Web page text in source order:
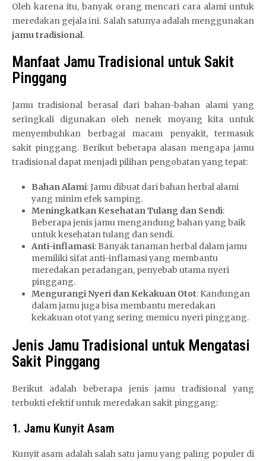
Oleh karena itu, banyak orang mencari cara alami untuk
meredakan gejala ini. Salah satunya adalah menggunakan
jamu tradisional.
Manfaat Jamu Tradisional untuk Sakit
Pinggang
Jamu tradisional berasal dari bahan-bahan alami yang
seringkali digunakan oleh nenek moyang kita untuk
menyembuhkan berbagai macam penyakit, termasuk
sakit pinggang. Berikut beberapa alasan mengapa jamu
tradisional dapat menjadi pilihan pengobatan yang tepat:
Bahan Alami: Jamu dibuat dari bahan herbal alami
yang minim efek samping.
Meningkatkan Kesehatan Tulang dan Sendi:
Beberapa jenis jamu mengandung bahan yang baik
untuk kesehatan tulang dan sendi.
Anti-inflamasi: Banyak tanaman herbal dalam jamu
memiliki sifat anti-inflamasi yang membantu
meredakan peradangan, penyebab utama nyeri
pinggang.
Mengurangi Nyeri dan Kekakuan Otot: Kandungan
dalam jamu juga bisa membantu meredakan
kekakuan otot yang sering memicu nyeri pinggang.
Jenis Jamu Tradisional untuk Mengatasi
Sakit Pinggang
Berikut adalah beberapa jenis jamu tradisional yang
terbukti efektif untuk meredakan sakit pinggang:
1. Jamu Kunyit Asam
Kunyit asam adalah salah satu jamu yang paling populer di